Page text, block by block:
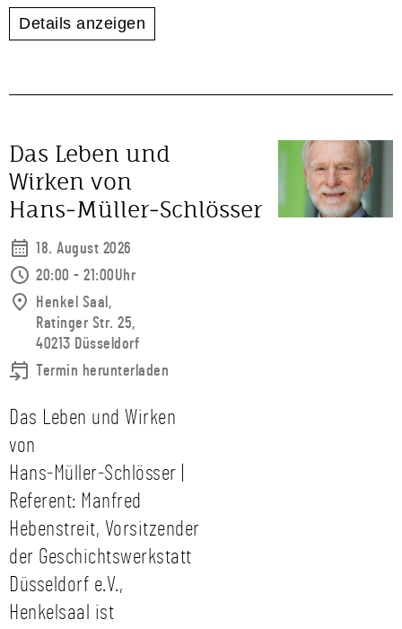
Details anzeigen
Das Leben und
Wirken von
Hans‑Müller‑Schlösser
18. August 2026
20:00 - 21:00Uhr
Henkel Saal,
Ratinger Str. 25,
40213 Düsseldorf
Termin herunterladen
Das Leben und Wirken
von
Hans‑Müller‑Schlösser |
Referent: Manfred
Hebenstreit, Vorsitzender
der Geschichtswerkstatt
Düsseldorf e.V.,
Henkelsaal ist